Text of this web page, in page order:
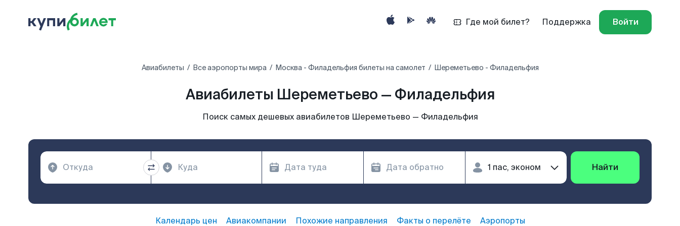
Где мой билет? Поддержка Войти
Авиабилеты Все аэропорты мира Москва - Филадельфия билеты на самолет Шереметьево - Филадельфия
Авиабилеты Шереметьево — Филадельфия
Поиск самых дешевых авиабилетов Шереметьево — Филадельфия
Найти
Календарь цен Авиакомпании Похожие направления Факты о перелёте Аэропорты